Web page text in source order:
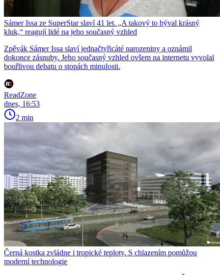
Sámer Issa ze SuperStar slaví 41 let. „A takový to býval krásný
kluk,“ reagují lidé na jeho současný vzhled
Zpěvák Sámer Issa slaví jednačtyřicáté narozeniny a oznámil
dokonce zásnuby. Jeho současný vzhled ovšem na internetu vyvolal
bouřlivou debatu o stopách minulosti.
ReadZone
dnes, 16:53
2 min
Černá kostka zvládne i tropické teploty. S chlazením pomůžou
moderní technologie